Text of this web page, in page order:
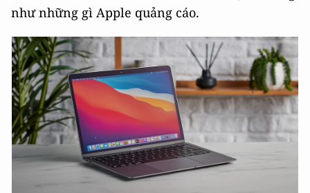
như những gì Apple quảng cáo.